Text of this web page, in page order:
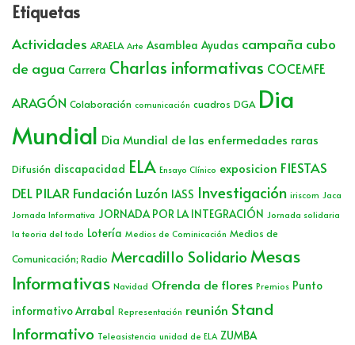
Etiquetas
Actividades ARAELA Arte Asamblea Ayudas campaña cubo
de agua Carrera Charlas informativas COCEMFE
ARAGÓN Colaboración comunicación cuadros DGA Dia
Mundial Dia Mundial de las enfermedades raras
Difusión discapacidad ELA Ensayo Clínico exposicion FIESTAS
DEL PILAR Fundación Luzón IASS Investigación iriscom Jaca
Jornada Informativa JORNADA POR LA INTEGRACIÓN Jornada solidaria
la teoria del todo Lotería Medios de Cominicación Medios de
Comunicación; Radio Mercadillo SolidarioMesas
Informativas Navidad Ofrenda de flores Premios Punto
informativo Arrabal Representación reunión Stand
Informativo Teleasistencia unidad de ELA ZUMBA